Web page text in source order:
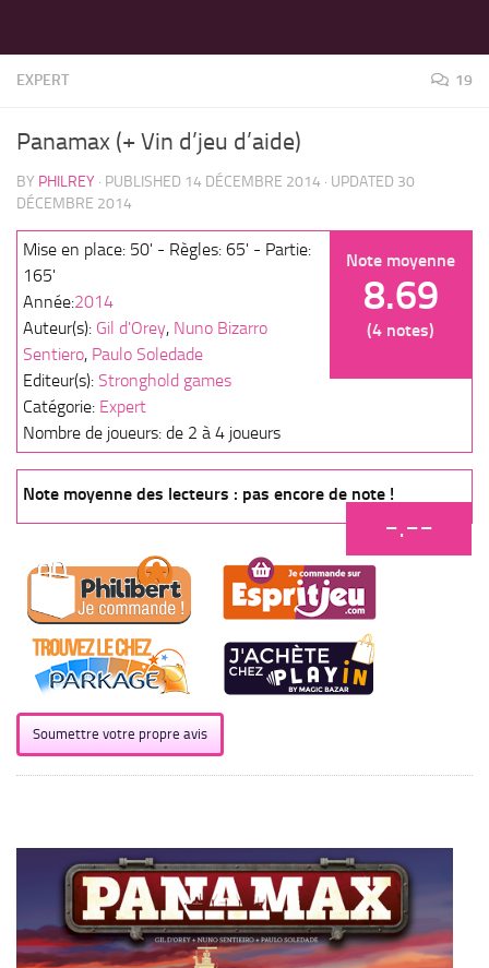
EXPERT 19
Panamax (+ Vin d’jeu d’aide)
BY PHILREY · PUBLISHED 14 DÉCEMBRE 2014 · UPDATED 30
DÉCEMBRE 2014
Note moyenne
8.69
(4 notes)
Mise en place: 50' - Règles: 65' - Partie:
165'
Année:2014
Auteur(s): Gil d'Orey, Nuno Bizarro
Sentiero, Paulo Soledade
Editeur(s): Stronghold games
Catégorie: Expert
Nombre de joueurs: de 2 à 4 joueurs
Note moyenne des lecteurs : pas encore de note !
-.--
Soumettre votre propre avis